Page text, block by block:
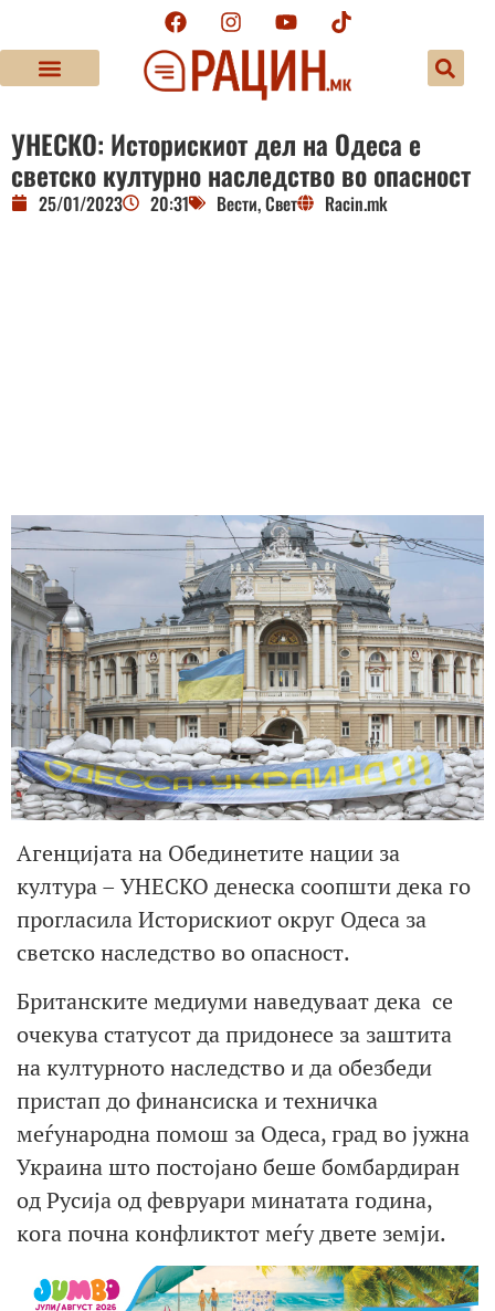
УНЕСКО: Историскиот дел на Одеса е
светско културно наследство во опасност
25/01/2023 20:31 Вести,Свет Racin.mk
Агенцијата на Обединетите нации за
култура – УНЕСКО денеска соопшти дека го
прогласила Историскиот округ Одеса за
светско наследство во опасност.
Британските медиуми наведуваат дека се
очекува статусот да придонесе за заштита
на културното наследство и да обезбеди
пристап до финансиска и техничка
меѓународна помош за Одеса, град во јужна
Украина што постојано беше бомбардиран
од Русија од февруари минатата година,
кога почна конфликтот меѓу двете земји.